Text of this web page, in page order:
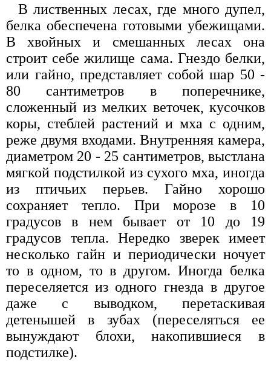
В лиственных лесах, где много дупел,
белка обеспечена готовыми убежищами.
В хвойных и смешанных лесах она
строит себе жилище сама. Гнездо белки,
или гайно, представляет собой шар 50 -
80 сантиметров в поперечнике,
сложенный из мелких веточек, кусочков
коры, стеблей растений и мха с одним,
реже двумя входами. Внутренняя камера,
диаметром 20 - 25 сантиметров, выстлана
мягкой подстилкой из сухого мха, иногда
из птичьих перьев. Гайно хорошо
сохраняет тепло. При морозе в 10
градусов в нем бывает от 10 до 19
градусов тепла. Нередко зверек имеет
несколько гайн и периодически ночует
то в одном, то в другом. Иногда белка
переселяется из одного гнезда в другое
даже с выводком, перетаскивая
детенышей в зубах (переселяться ее
вынуждают блохи, накопившиеся в
подстилке).